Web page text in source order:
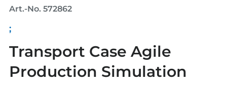
Art.-No. 572862
;
Transport Case Agile
Production Simulation